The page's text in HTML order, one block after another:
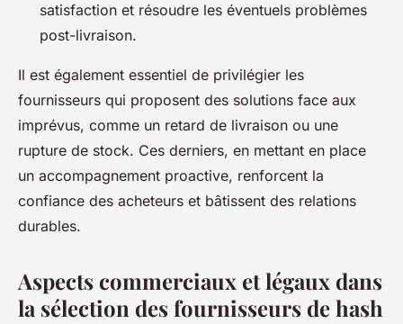
satisfaction et résoudre les éventuels problèmes
post-livraison.
Il est également essentiel de privilégier les
fournisseurs qui proposent des solutions face aux
imprévus, comme un retard de livraison ou une
rupture de stock. Ces derniers, en mettant en place
un accompagnement proactive, renforcent la
confiance des acheteurs et bâtissent des relations
durables.
Aspects commerciaux et légaux dans
la sélection des fournisseurs de hash